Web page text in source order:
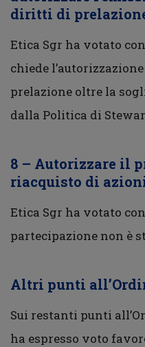
diritti di
Etica Sgr ha votato
chiede
prelazione oltre la
dalla Politica di
8 – Autorizzare il
riacquisto di
Etica Sgr ha votato
partecipazione non è
Altri punti
Sui restanti punti
ha espresso voto